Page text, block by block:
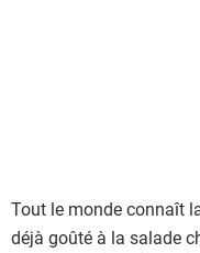
g
r
Tout le monde connaît
déjà goûté à la salade